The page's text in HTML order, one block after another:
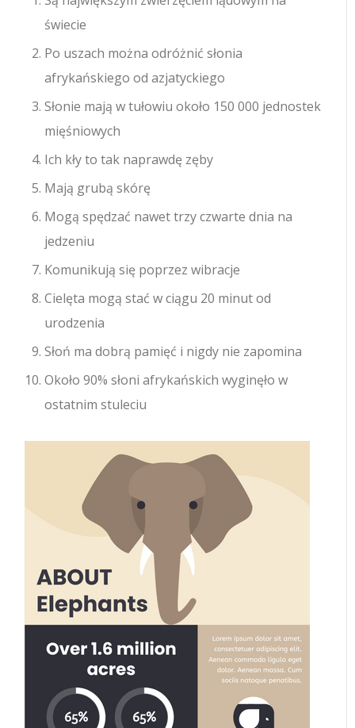
świecie
Po uszach można odróżnić słonia
afrykańskiego od azjatyckiego
Słonie mają w tułowiu około 150 000 jednostek
mięśniowych
Ich kły to tak naprawdę zęby
Mają grubą skórę
Mogą spędzać nawet trzy czwarte dnia na
jedzeniu
Komunikują się poprzez wibracje
Cielęta mogą stać w ciągu 20 minut od
urodzenia
Słoń ma dobrą pamięć i nigdy nie zapomina
Około 90% słoni afrykańskich wyginęło w
ostatnim stuleciu